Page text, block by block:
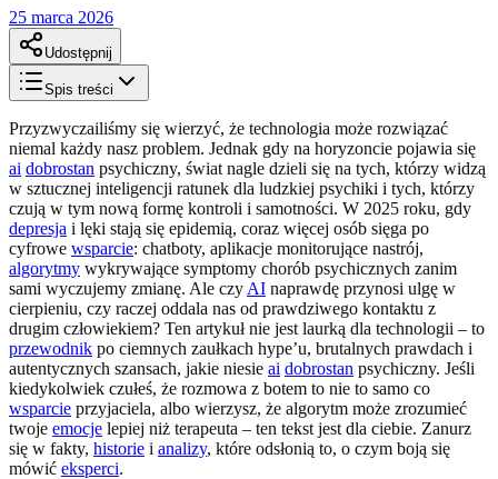
25 marca 2026
Udostępnij
Spis treści
Przyzwyczailiśmy się wierzyć, że technologia może rozwiązać
niemal każdy nasz problem. Jednak gdy na horyzoncie pojawia się
ai dobrostan psychiczny, świat nagle dzieli się na tych, którzy widzą
w sztucznej inteligencji ratunek dla ludzkiej psychiki i tych, którzy
czują w tym nową formę kontroli i samotności. W 2025 roku, gdy
depresja i lęki stają się epidemią, coraz więcej osób sięga po
cyfrowe wsparcie: chatboty, aplikacje monitorujące nastrój,
algorytmy wykrywające symptomy chorób psychicznych zanim
sami wyczujemy zmianę. Ale czy AI naprawdę przynosi ulgę w
cierpieniu, czy raczej oddala nas od prawdziwego kontaktu z
drugim człowiekiem? Ten artykuł nie jest laurką dla technologii – to
przewodnik po ciemnych zaułkach hype’u, brutalnych prawdach i
autentycznych szansach, jakie niesie ai dobrostan psychiczny. Jeśli
kiedykolwiek czułeś, że rozmowa z botem to nie to samo co
wsparcie przyjaciela, albo wierzysz, że algorytm może zrozumieć
twoje emocje lepiej niż terapeuta – ten tekst jest dla ciebie. Zanurz
się w fakty, historie i analizy, które odsłonią to, o czym boją się
mówić eksperci.